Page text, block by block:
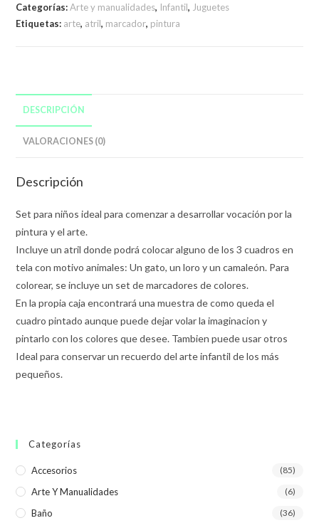
Categorías:Arte y manualidades, Infantil, Juguetes
Etiquetas: arte, atril, marcador, pintura
DESCRIPCIÓN
VALORACIONES (0)
Descripción
Set para niños ideal para comenzar a desarrollar vocación por la
pintura y el arte.
Incluye un atril donde podrá colocar alguno de los 3 cuadros en
tela con motivo animales: Un gato, un loro y un camaleón. Para
colorear, se incluye un set de marcadores de colores.
En la propia caja encontrará una muestra de como queda el
cuadro pintado aunque puede dejar volar la imaginacion y
pintarlo con los colores que desee. Tambien puede usar otros
Ideal para conservar un recuerdo del arte infantil de los más
pequeños.
Categorías
Accesorios (85)
Arte Y Manualidades (6)
Baño (36)